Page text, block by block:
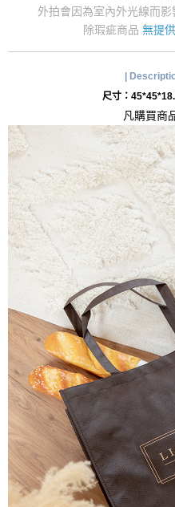
外拍會因為室內外光線而
除瑕疵商品 無提
|
尺寸：
凡購買商